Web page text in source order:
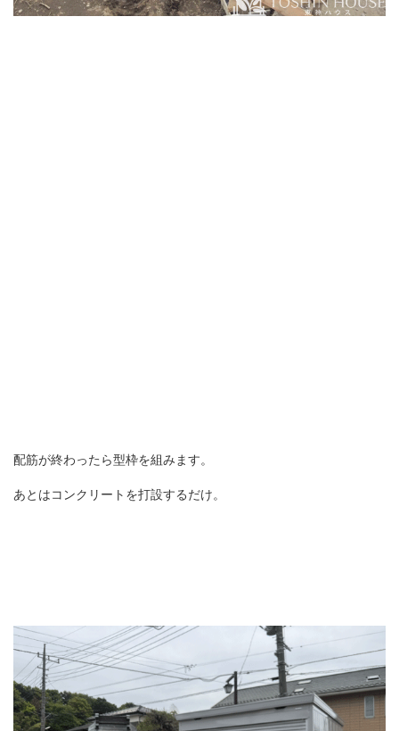
配筋が終わったら型枠を組みます。
あとはコンクリートを打設するだけ。